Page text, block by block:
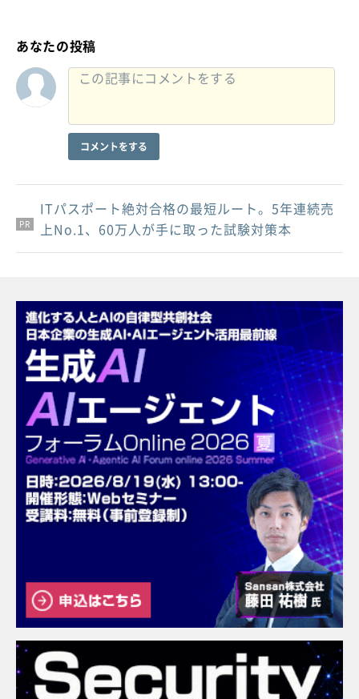
あなたの投稿
コメントをする
PR
PR
PR
ITパスポート絶対合格の最短ルート。5年連続売
上No.1、60万人が手に取った試験対策本